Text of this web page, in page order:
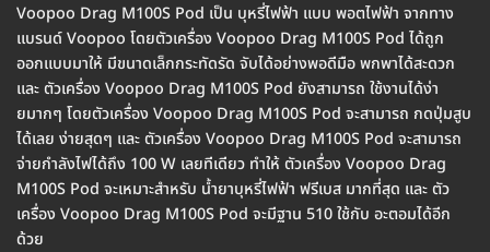
Voopoo Drag M100S Pod เป็น บุหรี่ไฟฟ้า แบบ พอตไฟฟ้า จากทาง
แบรนด์ Voopoo โดยตัวเครื่อง Voopoo Drag M100S Pod ได้ถูก
ออกแบบมาให้ มีขนาดเล็กกระทัดรัด จับได้อย่างพอดีมือ พกพาได้สะดวก
และ ตัวเครื่อง Voopoo Drag M100S Pod ยังสามารถ ใช้งานได้ง่า
ยมากๆ โดยตัวเครื่อง Voopoo Drag M100S Pod จะสามารถ กดปุ่มสูบ
ได้เลย ง่ายสุดๆ และ ตัวเครื่อง Voopoo Drag M100S Pod จะสามารถ
จ่ายกำลังไฟได้ถึง 100 W เลยทีเดียว ทำให้ ตัวเครื่อง Voopoo Drag
M100S Pod จะเหมาะสำหรับ น้ำยาบุหรี่ไฟฟ้า ฟรีเบส มากที่สุด และ ตัว
เครื่อง Voopoo Drag M100S Pod จะมีฐาน 510 ใช้กับ อะตอมได้อีก
ด้วย